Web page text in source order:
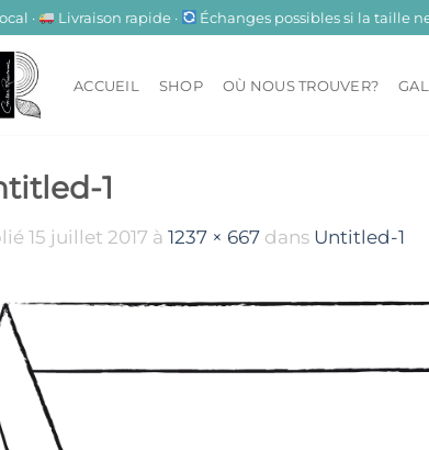
· Livraison rapide · Échanges possibles si la taille
ACCUEIL SHOP OÙ NOUS TROUVER?
1
15 juillet 2017 à 1237 × 667 dans Untitled-1